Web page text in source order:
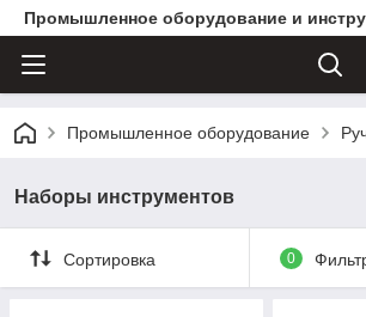
Промышленное оборудование и
Промышленное оборудование
Наборы инструментов
Сортировка 0